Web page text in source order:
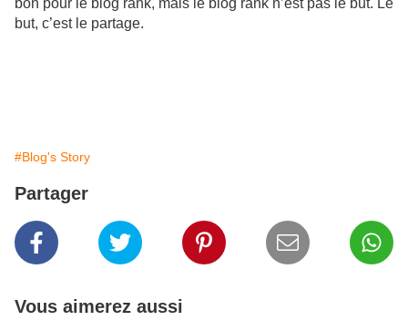
bon pour le blog rank, mais le blog rank n’est pas le but. Le
but, c’est le partage.
#Blog's Story
Partager
Vous aimerez aussi